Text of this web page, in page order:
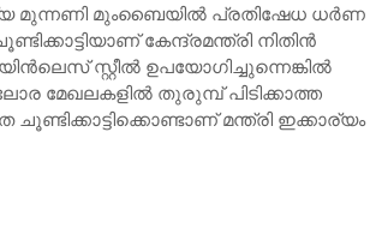
മുന്നണി മുംബൈയില്‍ പ്രതിഷേധ ധര്‍ണ
കേന്ദ്രമന്ത്രി നിതിന്‍
സ്റ്റീല്‍ ഉപയോഗിച്ചുന്നെങ്കില്‍
മേഖലകളില്‍ തുരുമ്പ് പിടിക്കാത്ത
മന്ത്രി ഇക്കാര്യം